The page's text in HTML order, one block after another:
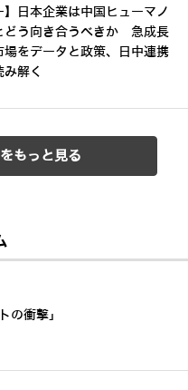
】日本企業は中国ヒューマノ
どう向き合うべきか 急成長
場をデータと政策、日中連携
み解く
もっと見る
の衝撃」